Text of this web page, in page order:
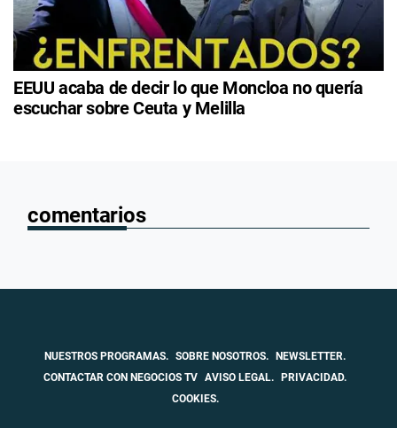
EEUU acaba de decir lo que Moncloa no quería
escuchar sobre Ceuta y Melilla
comentarios
NUESTROS PROGRAMAS. SOBRE NOSOTROS.
NEWSLETTER.
CONTACTAR CON NEGOCIOS TV AVISO LEGAL.
PRIVACIDAD.
COOKIES.